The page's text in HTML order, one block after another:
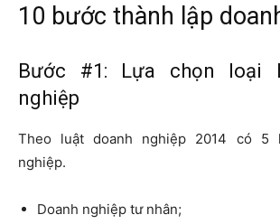
10 bước thành lập
Bước #1: Lựa chọn loại
nghiệp
Theo luật doanh nghiệp 2014 có 5
nghiệp.
Doanh nghiệp tư nhân;